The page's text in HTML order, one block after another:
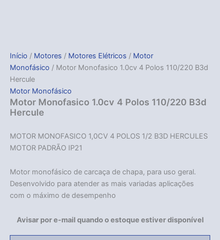
Início / Motores / Motores Elétricos / Motor
Monofásico / Motor Monofasico 1.0cv 4 Polos 110/220 B3d
Hercule
Motor Monofásico
Motor Monofasico 1.0cv 4 Polos 110/220 B3d
Hercule
MOTOR MONOFASICO 1,0CV 4 POLOS 1/2 B3D HERCULES
MOTOR PADRÃO IP21
Motor monofásico de carcaça de chapa, para uso geral.
Desenvolvido para atender as mais variadas aplicações
com o máximo de desempenho
Avisar por e-mail quando o estoque estiver disponível